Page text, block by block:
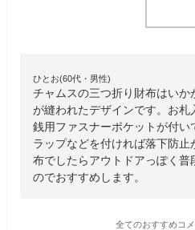
ひとお(60代・男性)
チャムスの三つ折り財布はい
が縫われたデザインです。お
銭用ファスナーポケットが付い
ラップなどを付ければ落下防
布でしたらアウトドアっぽく普
のでおすすめします。
全てのおすすめコメ